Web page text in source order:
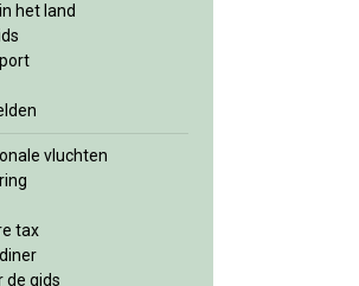
het land
vluchten
tax
de gids